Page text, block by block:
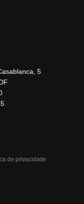
5
de privacidade